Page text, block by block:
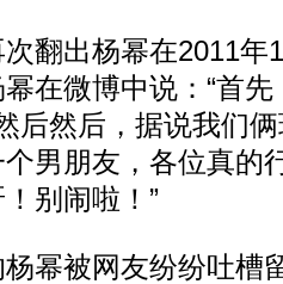
出杨幂在2011年
在微博中说：“首
后然后，据说我们
男朋友，各位真的
别闹啦！”
被网友纷纷吐槽